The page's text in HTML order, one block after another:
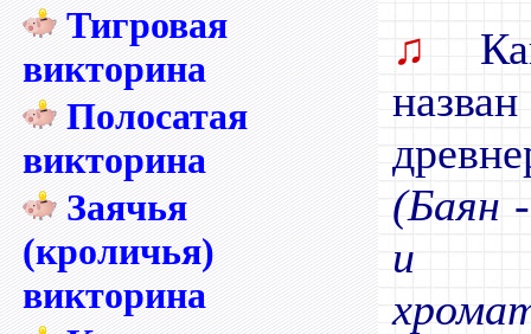
Тигровая
викторина
Полосатая
викторина
Заячья
(кроличья)
викторина
♫
(Баян
и